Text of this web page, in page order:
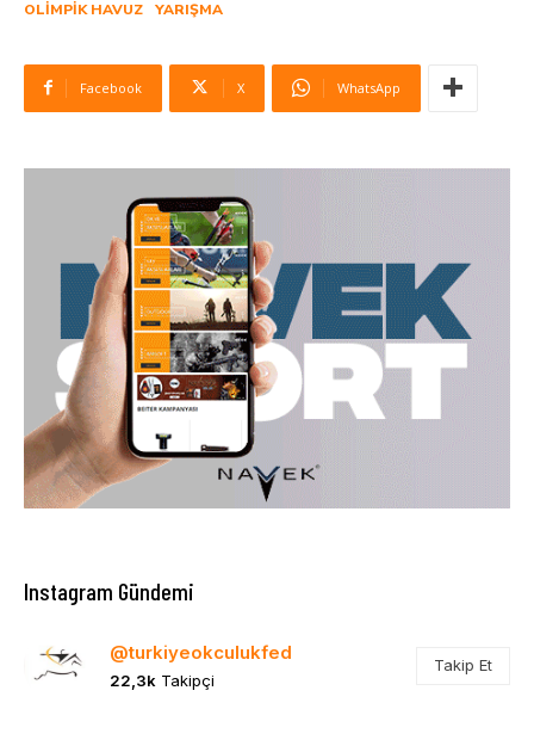
OLIMPIK HAVUZ
YARIŞMA
Facebook X WhatsApp
Instagram Gündemi
@turkiyeokculukfed
22,3k Takipçi
Takip Et